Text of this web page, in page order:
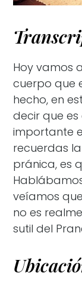
Hoy vamos
cuerpo que
hecho, en
decir que
importante
recuerdas
pránica, es
veíamos
no es
sutil del